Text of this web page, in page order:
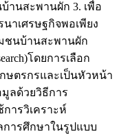
านสะพานผัก 3. เพื่อ
าเศรษฐกิจพอเพียง
ชนบ้านสะพานผัก
โดยการเลือก
ษตรกรและเป็นหัวหน้า
ลด้วยวิธีการ
ารวิเคราะห์
การศึกษาในรูปแบบ